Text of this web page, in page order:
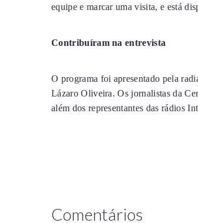
equipe e marcar uma visita, e está
Contribuíram na entrevista
O programa foi apresentado pela
Lázaro Oliveira. Os jornalistas da
além dos representantes das rádios
Comentários